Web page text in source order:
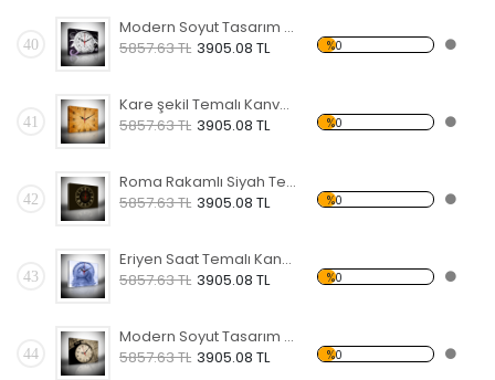
40
Modern Soyut Tasarım 11 Temalı Kanvas Saat
5857.63 TL 3905.08 TL %0
41
Kare şekil Temalı Kanvas Saat
5857.63 TL 3905.08 TL %0
42
Roma Rakamlı Siyah Temalı Kanvas Saat
5857.63 TL 3905.08 TL %0
43
Eriyen Saat Temalı Kanvas Saat
5857.63 TL 3905.08 TL %0
44
Modern Soyut Tasarım 19 Temalı Kanvas Saat
5857.63 TL 3905.08 TL %0